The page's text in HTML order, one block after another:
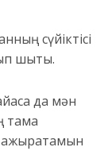
сүйіктісі
шықты.
да мән
ажыратамын